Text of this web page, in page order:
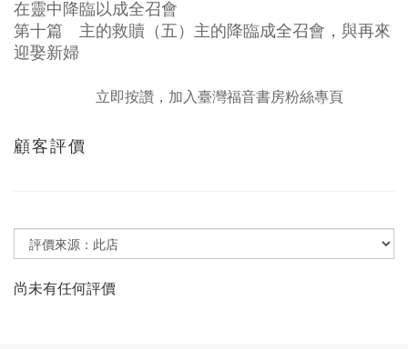
在靈中降臨以成全召會
第十篇 主的救贖（五）主的降臨成全召會，與再來
迎娶新婦
立即按讚，加入臺灣福音書房粉絲專頁
顧客評價
尚未有任何評價